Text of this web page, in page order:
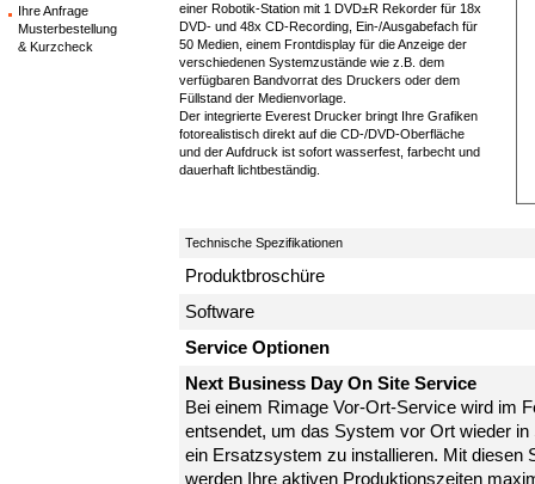
Ihre Anfrage
Musterbestellung
& Kurzcheck
einer Robotik-Station mit 1 DVD±R Rekorder für 18x
DVD- und 48x CD-Recording, Ein-/Ausgabefach für
50 Medien, einem Frontdisplay für die Anzeige der
verschiedenen Systemzustände wie z.B. dem
verfügbaren Bandvorrat des Druckers oder dem
Füllstand der Medienvorlage.
Der integrierte Everest Drucker bringt Ihre Grafiken
fotorealistisch direkt auf die CD-/DVD-Oberfläche
und der Aufdruck ist sofort wasserfest, farbecht und
dauerhaft lichtbeständig.
Technische Spezifikationen
Produktbroschüre
Software
Service Optionen
Next Business Day On Site Service
Bei einem Rimage Vor-Ort-Service wird im
entsendet, um das System vor Ort wieder
ein Ersatzsystem zu installieren. Mit diesen
werden Ihre aktiven Produktionszeiten